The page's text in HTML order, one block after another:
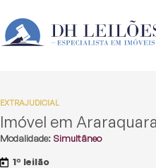
EXTRAJUDICIAL
Imóvel em
Modalidade: Simultâneo
1º leilão